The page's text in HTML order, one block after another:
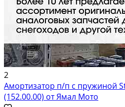
2
Амортизатор п/п с пружиной
(152.00.00) от Ямал Мото